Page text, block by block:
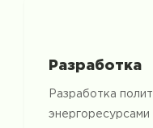
Разработка
Разработка
энергоресурсами